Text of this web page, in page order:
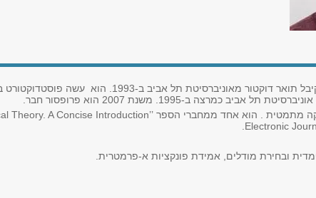
מאוניברסיטת תל אביב ב-1993. הוא עשה פוסטדוקטורט באוניברסיטת
כמרצה ב-1995. משנת 2007 הוא פרופסור חבר.
מתמטית . הוא אחד ממחברי הספר Theory. A Concise Introduction’’
Electronic
ובחירת מודלים, אמידת פונקציות א-פרמטרית.